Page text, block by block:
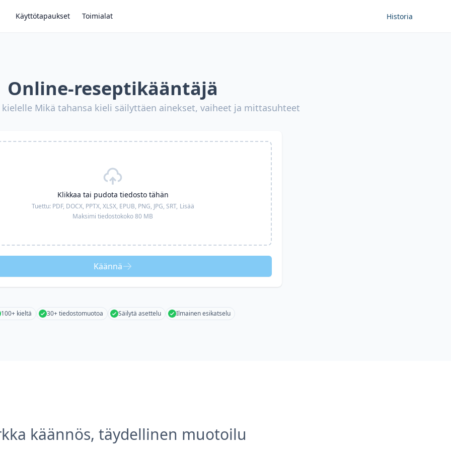
Käyttötapaukset Toimialat Historia
Online-reseptikääntäjä
kielelle Mikä tahansa kieli säilyttäen ainekset, vaiheet ja mittasuhteet
Klikkaa tai pudota tiedosto tähän
Tuettu: PDF, DOCX, PPTX, XLSX, EPUB, PNG, JPG, SRT, Lisää
Maksimi tiedostokoko 80 MB
Käännä
100+ kieltä 30+ tiedostomuotoa Säilytä asettelu Ilmainen esikatselu
käännös, täydellinen muotoilu